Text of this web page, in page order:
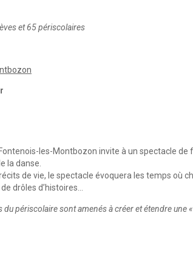
et 65 périscolaires
les-Montbozon invite à un spectacle
la danse.
de vie, le spectacle évoquera les temps où
drôles d’histoires…
périscolaire sont amenés à créer et étendre